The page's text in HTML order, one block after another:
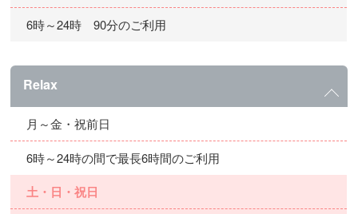
6時～24時 90分のご利用
Relax
月～金・祝前日
6時～24時の間で最長6時間のご利用
土・日・祝日